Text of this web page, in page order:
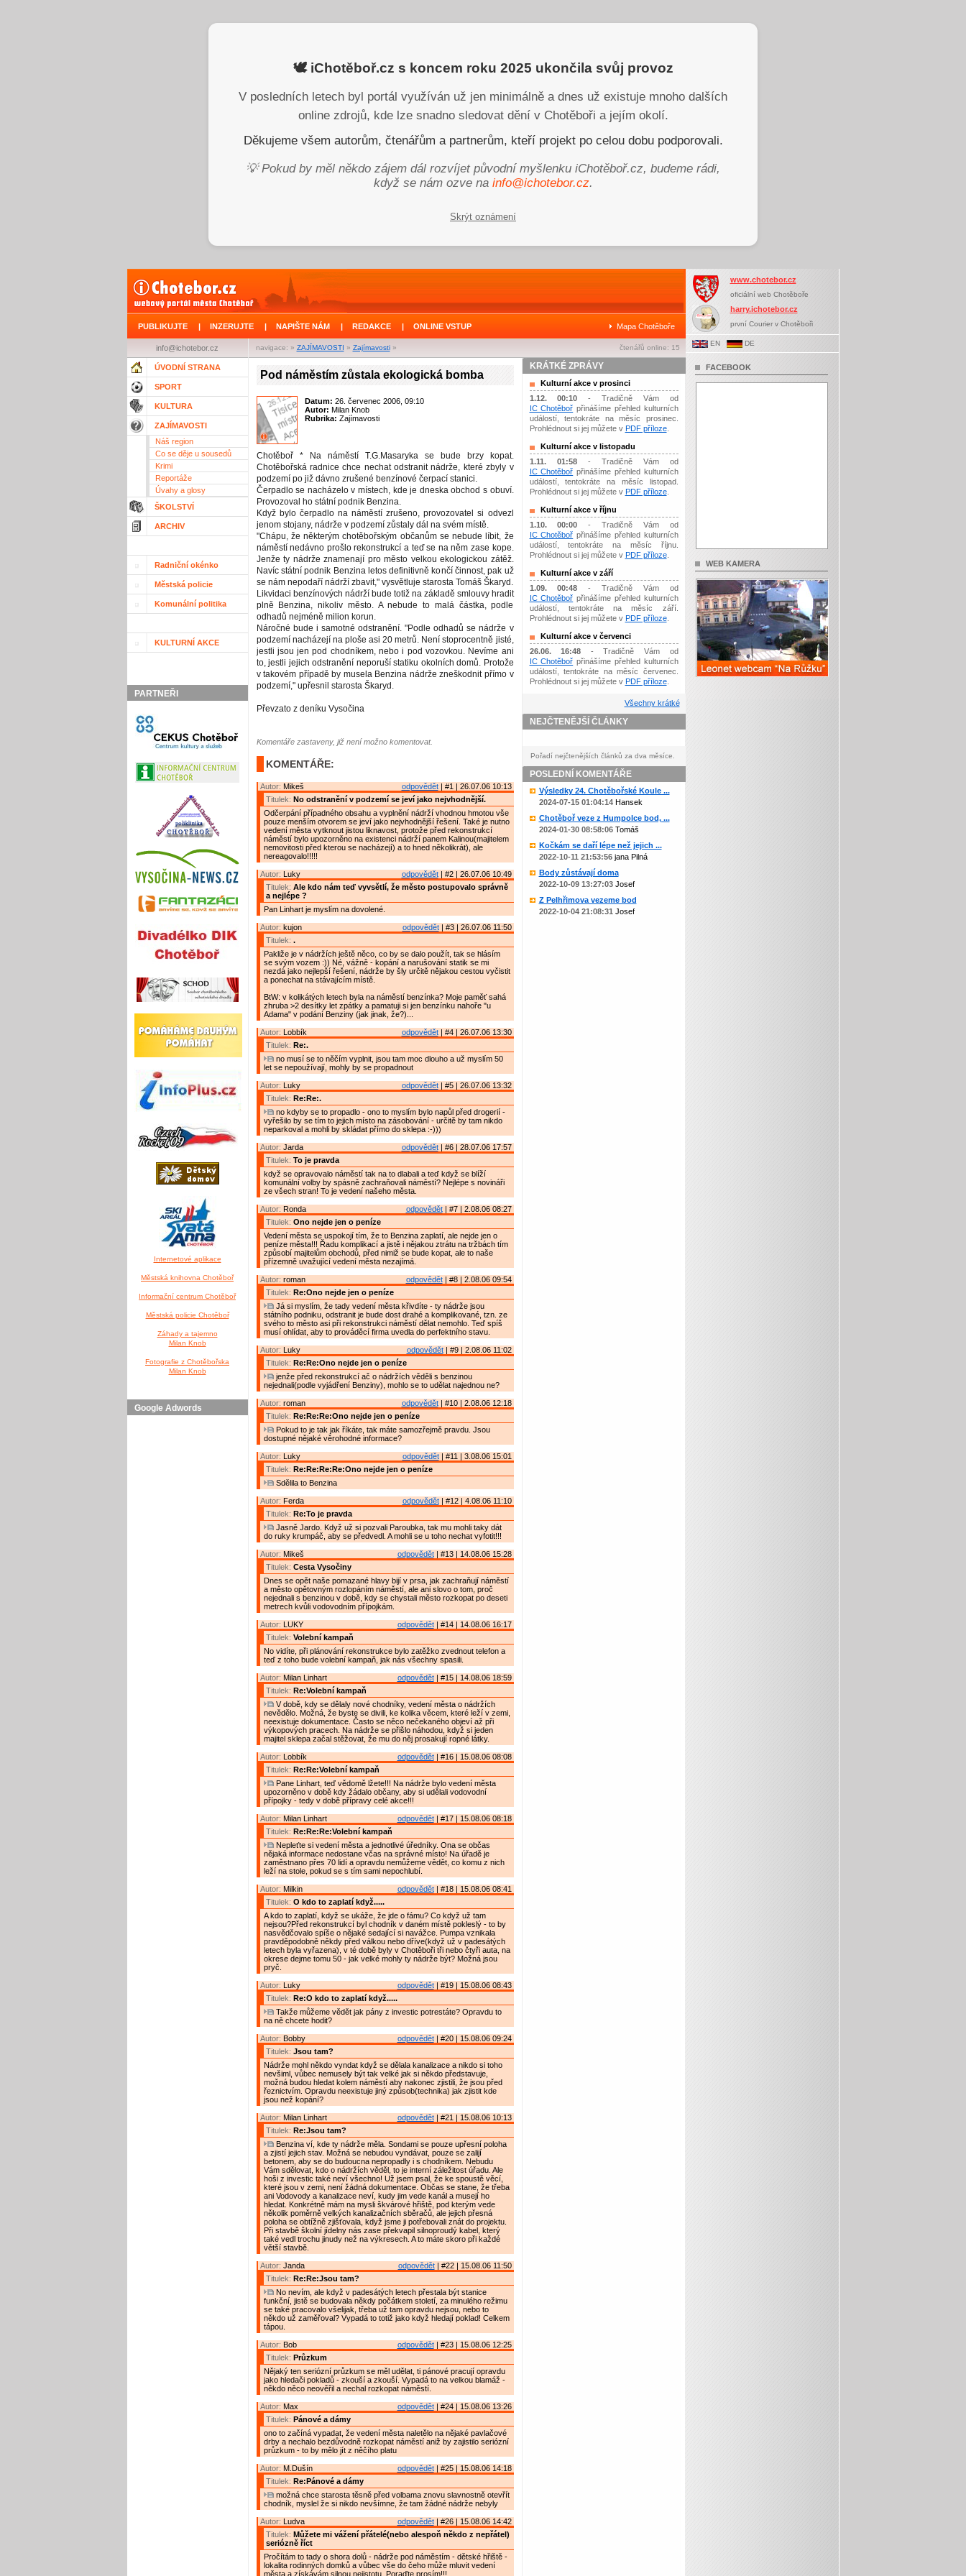
🕊️ iChotěboř.cz s koncem roku 2025 ukončila svůj provoz
V posledních letech byl portál využíván už jen minimálně a dnes už existuje mnoho dalších
online zdrojů, kde lze snadno sledovat dění v Chotěboři a jejím okolí.
Děkujeme všem autorům, čtenářům a partnerům, kteří projekt po celou dobu podporovali.
💡 Pokud by měl někdo zájem dál rozvíjet původní myšlenku iChotěboř.cz, budeme rádi,
když se nám ozve na info@ichotebor.cz.
Skrýt oznámení
PUBLIKUJTE | INZERUJTE | NAPIŠTE NÁM | REDAKCE | ONLINE VSTUP Mapa Chotěboře
navigace: » ZAJÍMAVOSTI » Zajímavosti» čtenářů online: 15
info@ichotebor.cz
ÚVODNÍ STRANA
SPORT
KULTURA
ZAJÍMAVOSTI
Náš region
Co se děje u sousedů
Krimi
Reportáže
Úvahy a glosy
ŠKOLSTVÍ
ARCHIV
Radniční okénko
Městská policie
Komunální politika
KULTURNÍ AKCE
PARTNEŘI
Internetové aplikace
Městská knihovna Chotěboř
Informační centrum Chotěboř
Městská policie Chotěboř
Záhady a tajemno
Milan Knob
Fotografie z Chotěbořska
Milan Knob
Google Adwords
Pod náměstím zůstala ekologická bomba
Datum: 26. červenec 2006, 09:10
Autor: Milan Knob
Rubrika: Zajímavosti
Chotěboř * Na náměstí T.G.Masaryka se bude brzy kopat.
Chotěbořská radnice chce nechat odstranit nádrže, které zbyly v
podzemí po již dávno zrušené benzínové čerpací stanici.
Čerpadlo se nacházelo v místech, kde je dneska obchod s obuví.
Provozoval ho státní podnik Benzina.
Když bylo čerpadlo na náměstí zrušeno, provozovatel si odvezl
jenom stojany, nádrže v podzemí zůstaly dál na svém místě.
"Chápu, že některým chotěbořským občanům se nebude líbit, že
náměstí nedávno prošlo rekonstrukcí a teď se na něm zase kope.
Jenže ty nádrže znamenají pro město velkou ekologickou zátěž.
Navíc státní podnik Benzina letos definitivně končí činnost, pak už
se nám nepodaří nádrží zbavit," vysvětluje starosta Tomáš Škaryd.
Likvidaci benzínových nádrží bude totiž na základě smlouvy hradit
plně Benzina, nikoliv město. A nebude to malá částka, podle
odhadů nejméně milion korun.
Náročné bude i samotné odstranění. "Podle odhadů se nádrže v
podzemí nacházejí na ploše asi 20 metrů. Není stoprocentně jisté,
jestli jsou jen pod chodníkem, nebo i pod vozovkou. Nevíme ani
to, jestli jejich odstranění neporuší statiku okolních domů. Protože
v takovém případě by musela Benzina nádrže zneškodnit přímo v
podzemí," upřesnil starosta Škaryd.
Převzato z deníku Vysočina
Komentáře zastaveny, již není možno komentovat.
KOMENTÁŘE:
odpovědět| #1 | 26.07.06 10:13
Autor: Mikeš
Titulek: No odstranění v podzemí se jeví jako nejvhodnější.
Odčerpání případného obsahu a vyplnění nádrží vhodnou hmotou vše
pouze menším otvorem se jeví jako nejvhodnější řešení. Také je nutno
vedení města vytknout jistou liknavost, protože před rekonstrukcí
náměstí bylo upozorněno na existenci nádrží panem Kalinou(majitelem
nemovitosti před kterou se nacházejí) a to hned několikrát), ale
nereagovalo!!!!!
odpovědět| #2 | 26.07.06 10:49
Autor: Luky
Titulek: Ale kdo nám teď vyvsětlí, že město postupovalo správně
a nejlépe ?
Pan Linhart je myslím na dovolené.
odpovědět| #3 | 26.07.06 11:50
Autor: kujon
Titulek: .
Pakliže je v nádržích ještě něco, co by se dalo použít, tak se hlásím
se svým vozem :)) Né, vážně - kopání a narušování statik se mi
nezdá jako nejlepší řešení, nádrže by šly určitě nějakou cestou vyčistit
a ponechat na stávajícím místě.
BtW: v kolikátých letech byla na náměstí benzínka? Moje paměť sahá
zhruba >2 desítky let zpátky a pamatuji si jen benzínku nahoře "u
Adama" v podání Benziny (jak jinak, že?)...
odpovědět| #4 | 26.07.06 13:30
Autor: Lobbík
Titulek: Re:.
no musí se to něčím vyplnit, jsou tam moc dlouho a už myslím 50
let se nepoužívají, mohly by se propadnout
odpovědět| #5 | 26.07.06 13:32
Autor: Luky
Titulek: Re:Re:.
no kdyby se to propadlo - ono to myslím bylo napůl před drogerií -
vyřešilo by se tím to jejich místo na zásobování - určitě by tam nikdo
neparkoval a mohli by skládat přímo do sklepa :-)))
odpovědět| #6 | 28.07.06 17:57
Autor: Jarda
Titulek: To je pravda
když se opravovalo náměstí tak na to dlabali a teď když se blíží
komunální volby by spásně zachraňovali náměstí? Nejlépe s novináři
ze všech stran! To je vedení našeho města.
odpovědět| #7 | 2.08.06 08:27
Autor: Ronda
Titulek: Ono nejde jen o peníze
Vedení města se uspokojí tím, že to Benzina zaplatí, ale nejde jen o
peníze města!!! Řadu komplikací a jistě i nějakou ztrátu na tržbách tím
způsobí majitelům obchodů, před nimiž se bude kopat, ale to naše
přízemně uvažující vedení města nezajímá.
odpovědět| #8 | 2.08.06 09:54
Autor: roman
Titulek: Re:Ono nejde jen o peníze
Já si myslím, že tady vedení města křivdíte - ty nádrže jsou
státního podniku, odstranit je bude dost drahé a komplikované, tzn. ze
svého to město asi při rekonstrukci náměstí dělat nemohlo. Teď spíš
musí ohlídat, aby to prováděcí firma uvedla do perfektního stavu.
odpovědět| #9 | 2.08.06 11:02
Autor: Luky
Titulek: Re:Re:Ono nejde jen o peníze
jenže před rekonstrukcí ač o nádržích věděli s benzinou
nejednali(podle vyjádření Benziny), mohlo se to udělat najednou ne?
odpovědět| #10 | 2.08.06 12:18
Autor: roman
Titulek: Re:Re:Re:Ono nejde jen o peníze
Pokud to je tak jak říkáte, tak máte samozřejmě pravdu. Jsou
dostupné nějaké věrohodné informace?
odpovědět| #11 | 3.08.06 15:01
Autor: Luky
Titulek: Re:Re:Re:Re:Ono nejde jen o peníze
Sdělila to Benzina
odpovědět| #12 | 4.08.06 11:10
Autor: Ferda
Titulek: Re:To je pravda
Jasně Jardo. Když už si pozvali Paroubka, tak mu mohli taky dát
do ruky krumpáč, aby se předvedl. A mohli se u toho nechat vyfotit!!!
odpovědět| #13 | 14.08.06 15:28
Autor: Mikeš
Titulek: Cesta Vysočiny
Dnes se opět naše pomazané hlavy bijí v prsa, jak zachraňují náměstí
a město opětovným rozlopáním náměstí, ale ani slovo o tom, proč
nejednali s benzinou v době, kdy se chystali město rozkopat po deseti
metrech kvůli vodovodním přípojkám.
odpovědět| #14 | 14.08.06 16:17
Autor: LUKY
Titulek: Volební kampaň
No vidíte, při plánování rekonstrukce bylo zatěžko zvednout telefon a
teď z toho bude volební kampaň, jak nás všechny spasili.
odpovědět| #15 | 14.08.06 18:59
Autor: Milan Linhart
Titulek: Re:Volební kampaň
V době, kdy se dělaly nové chodníky, vedení města o nádržích
nevědělo. Možná, že byste se divili, ke kolika věcem, které leží v zemi,
neexistuje dokumentace. Často se něco nečekaného objeví až při
výkopových pracech. Na nádrže se přišlo náhodou, když si jeden
majitel sklepa začal stěžovat, že mu do něj prosakují ropné látky.
odpovědět| #16 | 15.08.06 08:08
Autor: Lobbík
Titulek: Re:Re:Volební kampaň
Pane Linhart, teď vědomě lžete!!! Na nádrže bylo vedení města
upozorněno v době kdy žádalo občany, aby si udělali vodovodní
přípojky - tedy v době přípravy celé akce!!!
odpovědět| #17 | 15.08.06 08:18
Autor: Milan Linhart
Titulek: Re:Re:Re:Volební kampaň
Nepleťte si vedení města a jednotlivé úředníky. Ona se občas
nějaká informace nedostane včas na správné místo! Na úřadě je
zaměstnano přes 70 lidí a opravdu nemůžeme vědět, co komu z nich
leží na stole, pokud se s tím sami nepochlubí.
odpovědět| #18 | 15.08.06 08:41
Autor: Milkin
Titulek: O kdo to zaplatí když.....
A kdo to zaplatí, když se ukáže, že jde o fámu? Co když už tam
nejsou?Před rekonstrukcí byl chodník v daném místě pokleslý - to by
nasvědčovalo spíše o nějaké sedající si navážce. Pumpa vznikala
pravděpodobně někdy před válkou nebo dříve(když už v padesátých
letech byla vyřazena), v té době byly v Chotěboři tři nebo čtyři auta, na
okrese dejme tomu 50 - jak velké mohly ty nádrže být? Možná jsou
pryč.
odpovědět| #19 | 15.08.06 08:43
Autor: Luky
Titulek: Re:O kdo to zaplatí když.....
Takže můžeme vědět jak pány z investic potrestáte? Opravdu to
na ně chcete hodit?
odpovědět| #20 | 15.08.06 09:24
Autor: Bobby
Titulek: Jsou tam?
Nádrže mohl někdo vyndat když se dělala kanalizace a nikdo si toho
nevšiml, vůbec nemusely být tak velké jak si někdo představuje,
možná budou hledat kolem náměstí aby nakonec zjistili, že jsou před
řeznictvím. Opravdu neexistuje jiný způsob(technika) jak zjistit kde
jsou než kopání?
odpovědět| #21 | 15.08.06 10:13
Autor: Milan Linhart
Titulek: Re:Jsou tam?
Benzina ví, kde ty nádrže měla. Sondami se pouze upřesní poloha
a zjistí jejich stav. Možná se nebudou vyndávat, pouze se zalijí
betonem, aby se do budoucna nepropadly i s chodníkem. Nebudu
Vám sdělovat, kdo o nádržích věděl, to je interní záležitost úřadu. Ale
hoši z investic také neví všechno! Už jsem psal, že ke spoustě věcí,
které jsou v zemi, není žádná dokumentace. Občas se stane, že třeba
ani Vodovody a kanalizace neví, kudy jim vede kanál a musejí ho
hledat. Konkrétně mám na mysli škvárové hřiště, pod kterým vede
několik poměrně velkých kanalizačních sběračů, ale jejich přesná
poloha se obtížně zjišťovala, když jsme ji potřebovali znát do projektu.
Při stavbě školní jídelny nás zase překvapil silnoproudý kabel, který
také vedl trochu jinudy než na výkresech. A to máte skoro při každé
větší stavbě.
odpovědět| #22 | 15.08.06 11:50
Autor: Janda
Titulek: Re:Re:Jsou tam?
No nevím, ale když v padesátých letech přestala být stanice
funkční, jistě se budovala někdy počátkem století, za minulého režimu
se také pracovalo všelijak, třeba už tam opravdu nejsou, nebo to
někdo už zaměřoval? Vypadá to totiž jako když hledají poklad! Celkem
tápou.
odpovědět| #23 | 15.08.06 12:25
Autor: Bob
Titulek: Průzkum
Nějaký ten seriózní průzkum se měl udělat, ti pánové pracují opravdu
jako hledači pokladů - zkouší a zkouší. Vypadá to na velkou blamáž -
někdo něco neověřil a nechal rozkopat náměstí.
odpovědět| #24 | 15.08.06 13:26
Autor: Max
Titulek: Pánové a dámy
ono to začíná vypadat, že vedení města naletělo na nějaké pavlačové
drby a nechalo bezdůvodně rozkopat náměstí aniž by zajistilo seriózní
průzkum - to by mělo jít z něčího platu
odpovědět| #25 | 15.08.06 14:18
Autor: M.Dušín
Titulek: Re:Pánové a dámy
možná chce starosta těsně před volbama znovu slavnostně otevřít
chodník, myslel že si nikdo nevšímne, že tam žádné nádrže nebyly
odpovědět| #26 | 15.08.06 14:42
Autor: Ludva
Titulek: Můžete mi vážení přátelé(nebo alespoň někdo z nepřátel)
seriózně říct
Pročítám to tady o shora dolů - nádrže pod náměstím - dětské hřiště -
lokalita rodinných domků a vůbec vše do čeho může mluvit vedení
města a získávám silnou nejistotu. Poraďte prosím!!!
KRÁTKÉ ZPRÁVY
Kulturní akce v prosinci
1.12. 00:10 - Tradičně Vám od
IC Chotěboř přinášíme přehled kulturních
událostí, tentokráte na měsíc prosinec.
Prohlédnout si jej můžete v PDF příloze.
Kulturní akce v listopadu
1.11. 01:58- Tradičně Vám od
IC Chotěboř přinášíme přehled kulturních
událostí, tentokráte na měsíc listopad.
Prohlédnout si jej můžete v PDF příloze.
Kulturní akce v říjnu
1.10. 00:00 - Tradičně Vám od
IC Chotěboř přinášíme přehled kulturních
událostí, tentokráte na měsíc říjnu.
Prohlédnout si jej můžete v PDF příloze.
Kulturní akce v září
1.09. 00:48 - Tradičně Vám od
IC Chotěboř přinášíme přehled kulturních
událostí, tentokráte na měsíc září.
Prohlédnout si jej můžete v PDF příloze.
Kulturní akce v červenci
26.06. 16:48 - Tradičně Vám od
IC Chotěboř přinášíme přehled kulturních
událostí, tentokráte na měsíc červenec.
Prohlédnout si jej můžete v PDF příloze.
Všechny krátké
NEJČTENĚJŠÍ ČLÁNKY
Pořadí nejčtenějších článků za dva měsíce.
POSLEDNÍ KOMENTÁŘE
Výsledky 24. Chotěbořské Koule ...
2024-07-15 01:04:14Hansek
Chotěboř veze z Humpolce bod, ...
2024-01-30 08:58:06Tomáš
Kočkám se daří lépe než jejich ...
2022-10-11 21:53:56jana Pilná
Body zůstávají doma
2022-10-09 13:27:03Josef
Z Pelhřimova vezeme bod
2022-10-04 21:08:31 Josef
www.chotebor.cz
oficiální web Chotěboře
harry.ichotebor.cz
první Courier v Chotěboři
EN DE
FACEBOOK
WEB KAMERA